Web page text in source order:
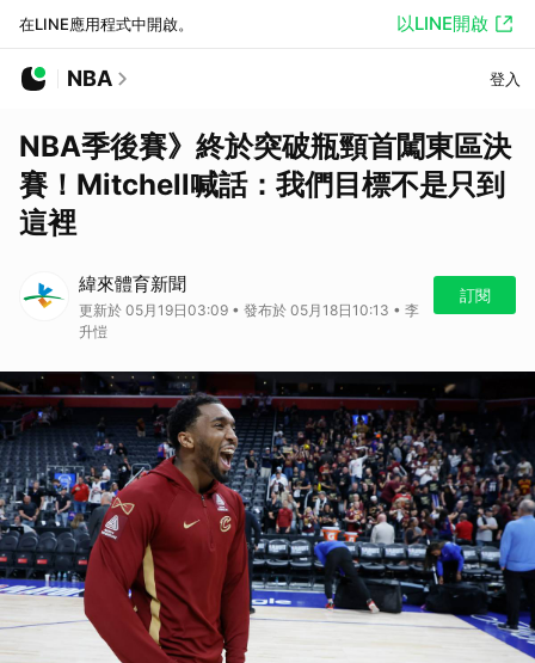
在LINE應用程式中開啟。 以LINE開啟
NBA 登入
NBA季後賽》終於突破瓶頸首闖東區決
賽！Mitchell喊話：我們目標不是只到
這裡
緯來體育新聞
更新於 05月19日03:09 • 發布於 05月18日10:13 • 李
升愷
訂閱